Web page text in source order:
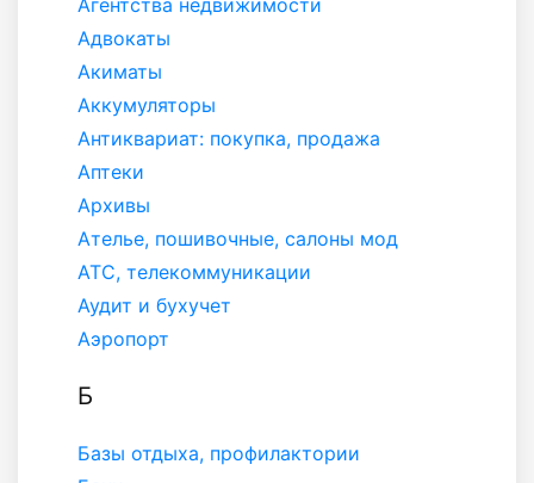
Агентства недвижимости
Адвокаты
Акиматы
Аккумуляторы
Антиквариат: покупка, продажа
Аптеки
Архивы
Ателье, пошивочные, салоны мод
АТС, телекоммуникации
Аудит и бухучет
Аэропорт
Б
Базы отдыха, профилактории